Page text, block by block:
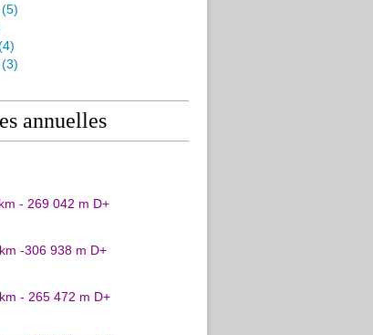
(5)
(3)
annuelles
- 269 042 m D+
-306 938 m D+
- 265 472 m D+